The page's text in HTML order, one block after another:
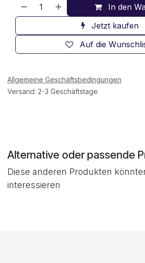
In den
Jetzt kaufen
Auf die
Allgemeine Geschäftsbedingungen
Versand: 2-3 Geschäftstage
Alternative oder passende
Diese anderen Produkten
interessieren